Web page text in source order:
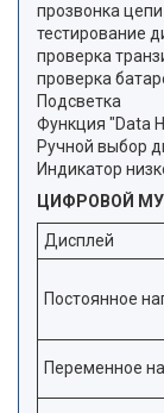
прозвонка
тестирование
проверка
проверка
Подсветка
Функция "Data
Ручной выбор
Индикатор
ЦИФРОВОЙ
Дисплей
Постоянное
Переменное